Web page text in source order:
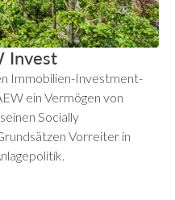
Invest
Immobilien-Investment-
ein Vermögen von
Socially
Vorreiter in